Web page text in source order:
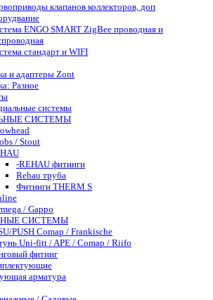
клапанов коллекторов, доп
ENGO SMART ZigBee проводная и
стандарт и WIFI
и адаптеры Zont
Разное
системы
СИСТЕМЫ
/ Stout
-REHAU фитинги
Rehau труба
Фитинги THERM S
/ Gappo
СИСТЕМЫ
PUSH Comap / Frankische
Uni-fitt / APE / Comap / Riifo
фитинг
арматура